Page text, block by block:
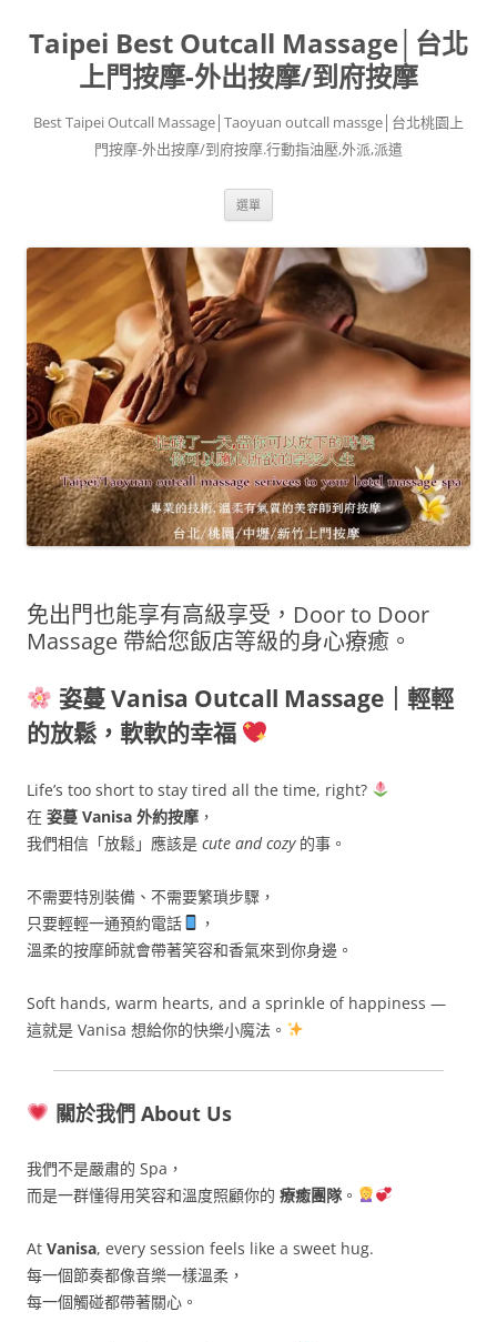
主
要
Taipei Best Outcall Massage│台北
上門按摩-外出按摩/到府按摩
Best Taipei Outcall Massage│Taoyuan outcall massge│台北桃園上
門按摩-外出按摩/到府按摩.行動指油壓,外派,派遣
選單
免出門也能享有高級享受，Door to Door
Massage 帶給您飯店等級的身心療癒。
姿蔓 Vanisa Outcall Massage｜輕輕
的放鬆，軟軟的幸福
Life’s too short to stay tired all the time, right?
在 姿蔓 Vanisa 外約按摩 ，
我們相信「放鬆」應該是 cute and cozy的事。
不需要特別裝備、不需要繁瑣步驟，
只要輕輕一通預約電話
，
溫柔的按摩師就會帶著笑容和香氣來到你身邊。
Soft hands, warm hearts, and a sprinkle of happiness —
這就是 Vanisa 想給你的快樂小魔法。
關於我們 About Us
我們不是嚴肅的 Spa，
而是一群懂得用笑容和溫度照顧你的 療癒團隊 。
At Vanisa, every session feels like a sweet hug.
每一個節奏都像音樂一樣溫柔，
每一個觸碰都帶著關心。